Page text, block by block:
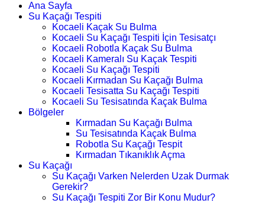
Ana Sayfa
Su Kaçağı Tespiti
Kocaeli Kaçak Su Bulma
Kocaeli Su Kaçağı Tespiti İçin Tesisatçı
Kocaeli Robotla Kaçak Su Bulma
Kocaeli Kameralı Su Kaçak Tespiti
Kocaeli Su Kaçağı Tespiti
Kocaeli Kırmadan Su Kaçağı Bulma
Kocaeli Tesisatta Su Kaçağı Tespiti
Kocaeli Su Tesisatında Kaçak Bulma
Bölgeler
Kırmadan Su Kaçağı Bulma
Su Tesisatında Kaçak Bulma
Robotla Su Kaçağı Tespit
Kırmadan Tıkanıklık Açma
Su Kaçağı
Su Kaçağı Varken Nelerden Uzak Durmak
Gerekir?
Su Kaçağı Tespiti Zor Bir Konu Mudur?